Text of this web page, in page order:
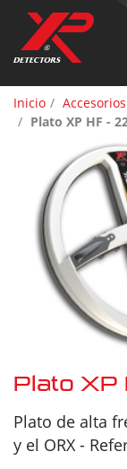
Inicio Accesorios
Plato XP HF -
Plato XP
Plato de alta
y el ORX -